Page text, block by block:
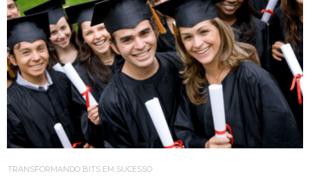
TRANSFORMANDO BITS EM SUCESSO